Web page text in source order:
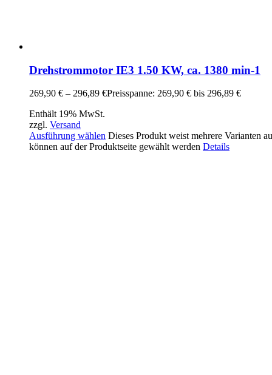
Drehstrommotor IE3 1.50 KW, ca. 1380 min-1
269,90 € – 296,89 €Preisspanne: 269,90 € bis 296,89 €
Enthält 19% MwSt.
zzgl. Versand
Ausführung wählen Dieses Produkt weist mehrere Varianten
können auf der Produktseite gewählt werden Details